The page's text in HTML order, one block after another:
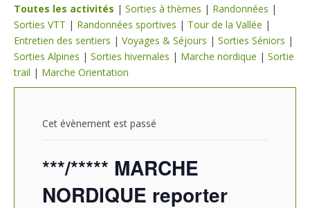
Toutes les activités | Sorties à thèmes | Randonnées |
Sorties VTT | Randonnées sportives | Tour de la Vallée |
Entretien des sentiers | Voyages & Séjours | Sorties Séniors |
Sorties Alpines | Sorties hivernales | Marche nordique | Sortie
trail | Marche Orientation
Cet évènement est passé
***/***** MARCHE
NORDIQUE reporter